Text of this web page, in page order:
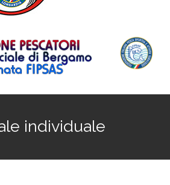
individuale